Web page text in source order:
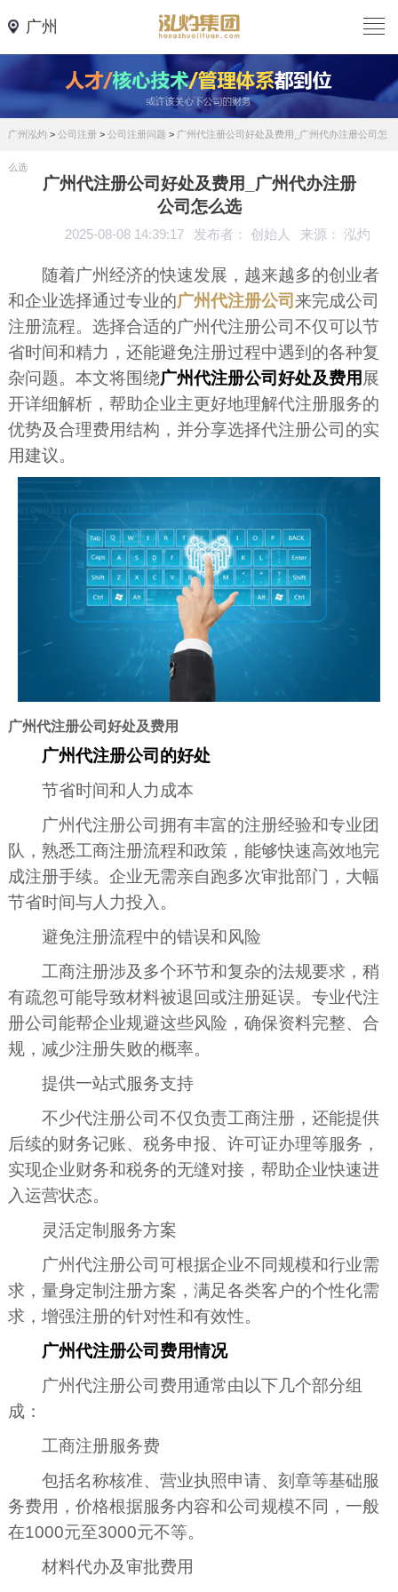
广州
广州泓灼 > 公司注册> 公司注册问题 > 广州代注册公司好处及费用_广州代办注册公司怎
么选
广州代注册公司好处及费用_广州代办注册
公司怎么选
2025-08-08 14:39:17 发布者： 创始人 来源： 泓灼
随着广州经济的快速发展，越来越多的创业者
和企业选择通过专业的广州代注册公司 来完成公司
注册流程。选择合适的广州代注册公司不仅可以节
省时间和精力，还能避免注册过程中遇到的各种复
杂问题。本文将围绕广州代注册公司好处及费用 展
开详细解析，帮助企业主更好地理解代注册服务的
优势及合理费用结构，并分享选择代注册公司的实
用建议。
广州代注册公司好处及费用
广州代注册公司的好处
节省时间和人力成本
广州代注册公司拥有丰富的注册经验和专业团
队，熟悉工商注册流程和政策，能够快速高效地完
成注册手续。企业无需亲自跑多次审批部门，大幅
节省时间与人力投入。
避免注册流程中的错误和风险
工商注册涉及多个环节和复杂的法规要求，稍
有疏忽可能导致材料被退回或注册延误。专业代注
册公司能帮企业规避这些风险，确保资料完整、合
规，减少注册失败的概率。
提供一站式服务支持
不少代注册公司不仅负责工商注册，还能提供
后续的财务记账、税务申报、许可证办理等服务，
实现企业财务和税务的无缝对接，帮助企业快速进
入运营状态。
灵活定制服务方案
广州代注册公司可根据企业不同规模和行业需
求，量身定制注册方案，满足各类客户的个性化需
求，增强注册的针对性和有效性。
广州代注册公司费用情况
广州代注册公司费用通常由以下几个部分组
成：
工商注册服务费
包括名称核准、营业执照申请、刻章等基础服
务费用，价格根据服务内容和公司规模不同，一般
在1000元至3000元不等。
材料代办及审批费用